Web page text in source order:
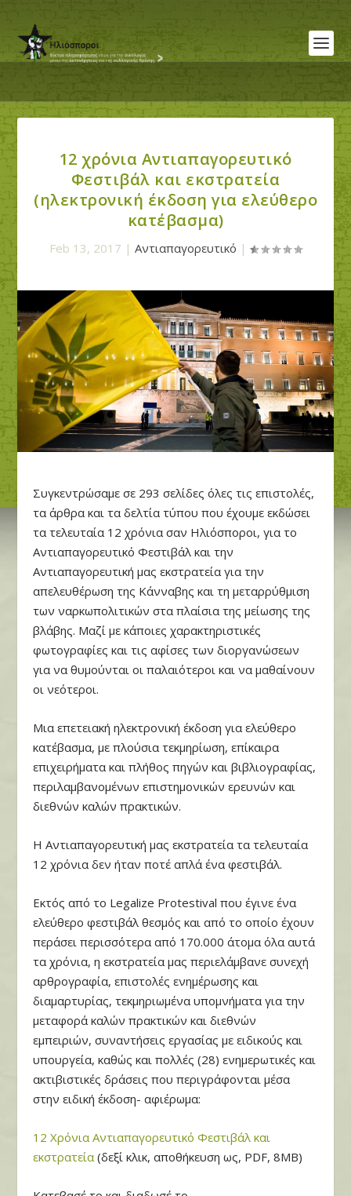
12 χρόνια Αντιαπαγορευτικό
Φεστιβάλ και εκστρατεία
(ηλεκτρονική έκδοση για ελεύθερο
κατέβασμα)
Feb 13, 2017 | Αντιαπαγορευτικό |
Συγκεντρώσαμε σε 293 σελίδες όλες τις επιστολές,
τα άρθρα και τα δελτία τύπου που έχουμε εκδώσει
τα τελευταία 12 χρόνια σαν Ηλιόσποροι, για το
Αντιαπαγορευτικό Φεστιβάλ και την
Αντιαπαγορευτική μας εκστρατεία για την
απελευθέρωση της Κάνναβης και τη μεταρρύθμιση
των ναρκωπολιτικών στα πλαίσια της μείωσης της
βλάβης. Μαζί με κάποιες χαρακτηριστικές
φωτογραφίες και τις αφίσες των διοργανώσεων
για να θυμούνται οι παλαιότεροι και να μαθαίνουν
οι νεότεροι.
Μια επετειακή ηλεκτρονική έκδοση για ελεύθερο
κατέβασμα, με πλούσια τεκμηρίωση, επίκαιρα
επιχειρήματα και πλήθος πηγών και βιβλιογραφίας,
περιλαμβανομένων επιστημονικών ερευνών και
διεθνών καλών πρακτικών.
Η Αντιαπαγορευτική μας εκστρατεία τα τελευταία
12 χρόνια δεν ήταν ποτέ απλά ένα φεστιβάλ.
Εκτός από το Legalize Protestivalπου έγινε ένα
ελεύθερο φεστιβάλ θεσμός και από το οποίο έχουν
περάσει περισσότερα από 170.000 άτομα όλα αυτά
τα χρόνια, η εκστρατεία μας περιελάμβανε συνεχή
αρθρογραφία, επιστολές ενημέρωσης και
διαμαρτυρίας, τεκμηριωμένα υπομνήματα για την
μεταφορά καλών πρακτικών και διεθνών
εμπειριών, συναντήσεις εργασίας με ειδικούς και
υπουργεία, καθώς και πολλές (28) ενημερωτικές και
ακτιβιστικές δράσεις που περιγράφονται μέσα
στην ειδική έκδοση- αφιέρωμα:
12 Χρόνια Αντιαπαγορευτικό Φεστιβάλ και
εκστρατεία(δεξί κλικ, αποθήκευση ως, PDF, 8MB)